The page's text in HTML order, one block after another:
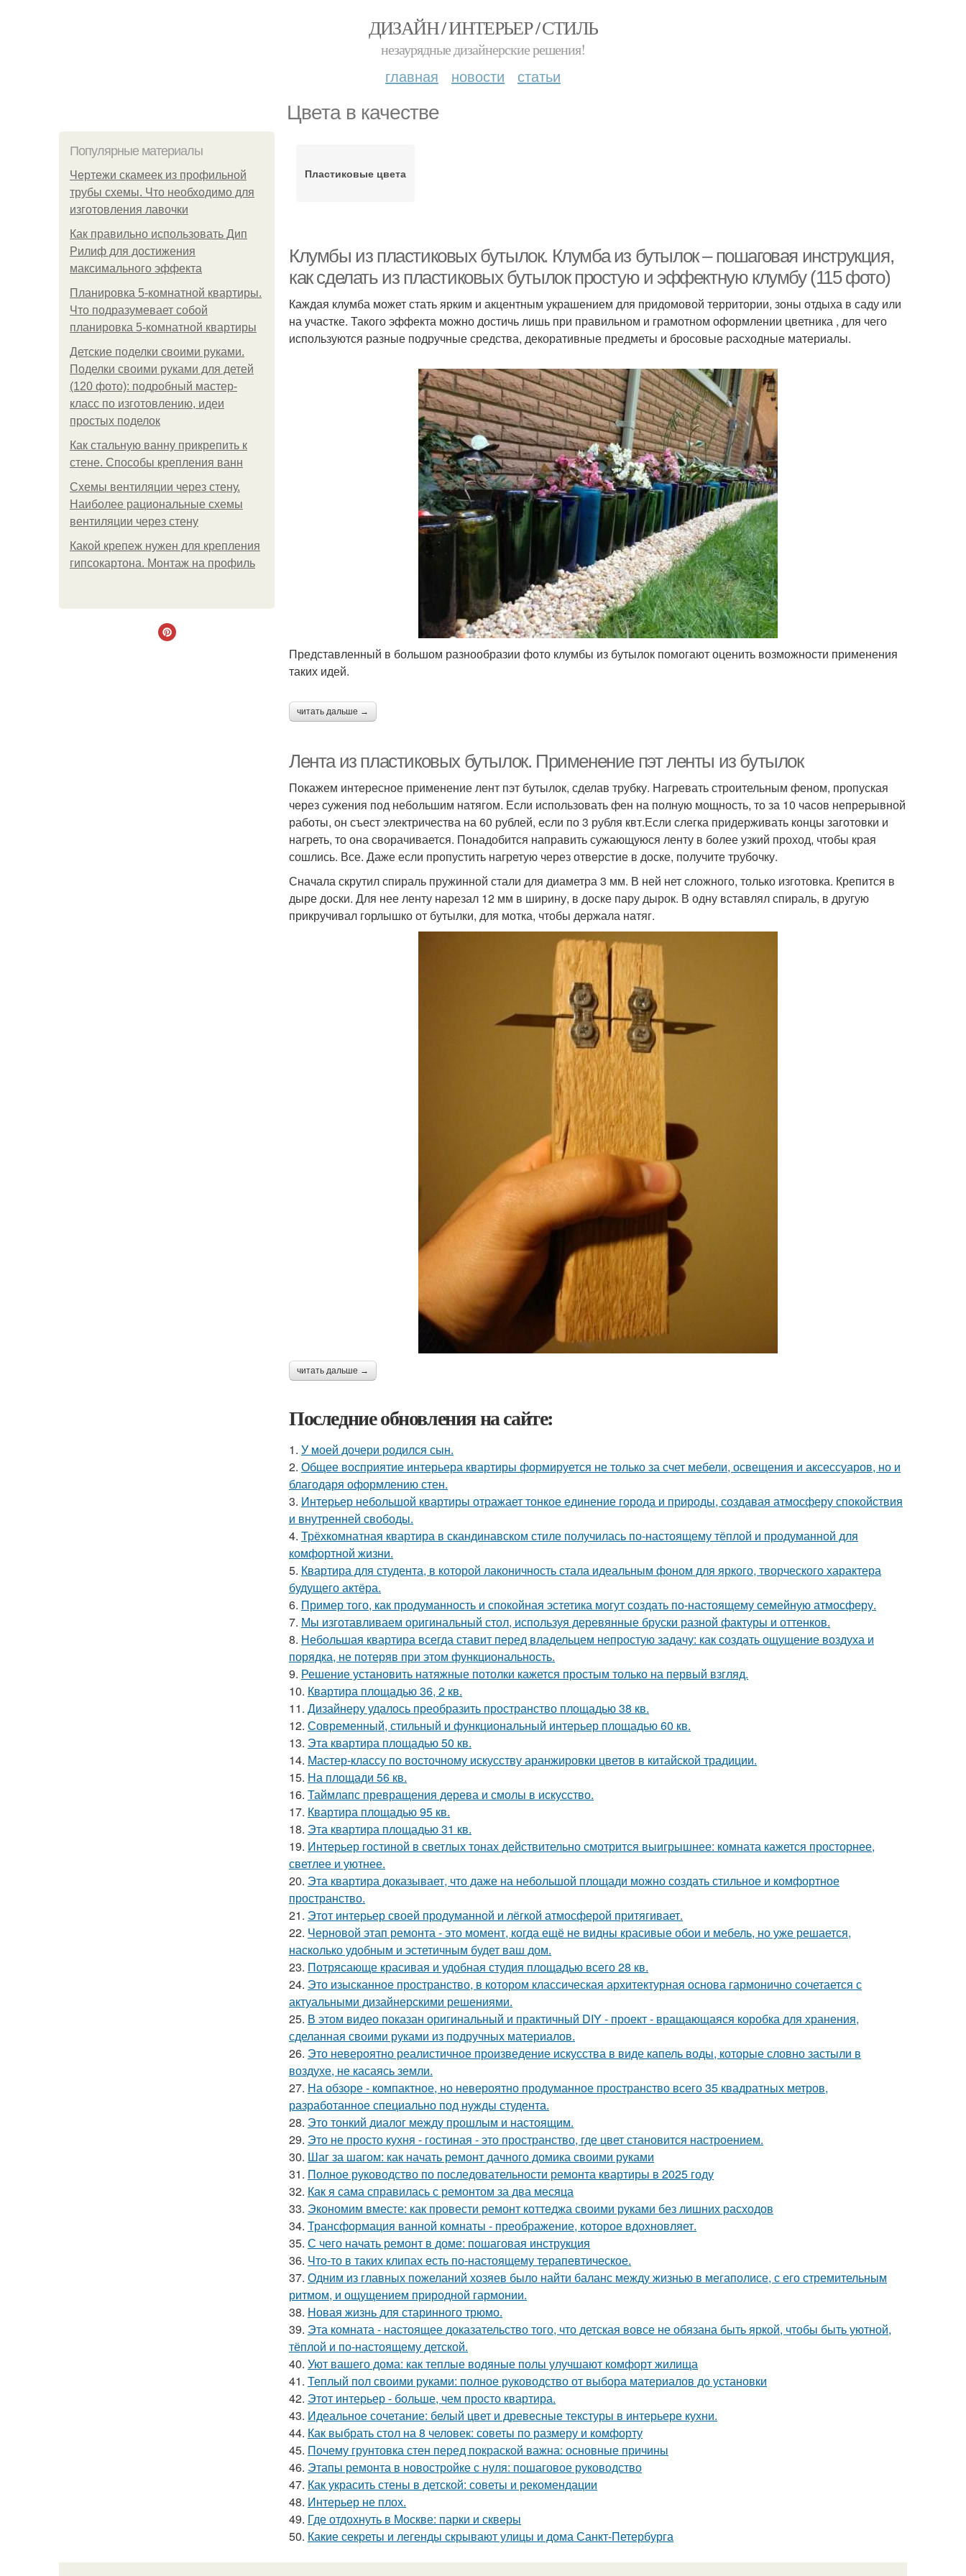
ДИЗАЙН / ИНТЕРЬЕР / СТИЛЬ
незаурядные дизайнерские решения!
главная новости статьи
Цвета в качестве
Популярные материалы
Чертежи скамеек из профильной
трубы схемы. Что необходимо для
изготовления лавочки
Как правильно использовать Дип
Рилиф для достижения
максимального эффекта
Планировка 5-комнатной квартиры.
Что подразумевает собой
планировка 5-комнатной квартиры
Детские поделки своими руками.
Поделки своими руками для детей
(120 фото): подробный мастер-
класс по изготовлению, идеи
простых поделок
Как стальную ванну прикрепить к
стене. Способы крепления ванн
Схемы вентиляции через стену.
Наиболее рациональные схемы
вентиляции через стену
Какой крепеж нужен для крепления
гипсокартона. Монтаж на профиль
Пластиковые цвета
Клумбы из пластиковых бутылок. Клумба из бутылок – пошаговая инструкция,
как сделать из пластиковых бутылок простую и эффектную клумбу (115 фото)
Каждая клумба может стать ярким и акцентным украшением для придомовой территории, зоны отдыха в саду или
на участке. Такого эффекта можно достичь лишь при правильном и грамотном оформлении цветника , для чего
используются разные подручные средства, декоративные предметы и бросовые расходные материалы.
Представленный в большом разнообразии фото клумбы из бутылок помогают оценить возможности применения
таких идей.
читать дальше →
Лента из пластиковых бутылок. Применение пэт ленты из бутылок
Покажем интересное применение лент пэт бутылок, сделав трубку. Нагревать строительным феном, пропуская
через сужения под небольшим натягом. Если использовать фен на полную мощность, то за 10 часов непрерывной
работы, он съест электричества на 60 рублей, если по 3 рубля квт.Если слегка придерживать концы заготовки и
нагреть, то она сворачивается. Понадобится направить сужающуюся ленту в более узкий проход, чтобы края
сошлись. Все. Даже если пропустить нагретую через отверстие в доске, получите трубочку.
Сначала скрутил спираль пружинной стали для диаметра 3 мм. В ней нет сложного, только изготовка. Крепится в
дыре доски. Для нее ленту нарезал 12 мм в ширину, в доске пару дырок. В одну вставлял спираль, в другую
прикручивал горлышко от бутылки, для мотка, чтобы держала натяг.
читать дальше →
Последние обновления на сайте:
1. У моей дочери родился сын.
2. Общее восприятие интерьера квартиры формируется не только за счет мебели, освещения и аксессуаров, но и
благодаря оформлению стен.
3. Интерьер небольшой квартиры отражает тонкое единение города и природы, создавая атмосферу спокойствия
и внутренней свободы.
4. Трёхкомнатная квартира в скандинавском стиле получилась по-настоящему тёплой и продуманной для
комфортной жизни.
5. Квартира для студента, в которой лаконичность стала идеальным фоном для яркого, творческого характера
будущего актёра.
6. Пример того, как продуманность и спокойная эстетика могут создать по-настоящему семейную атмосферу.
7. Мы изготавливаем оригинальный стол, используя деревянные бруски разной фактуры и оттенков.
8. Небольшая квартира всегда ставит перед владельцем непростую задачу: как создать ощущение воздуха и
порядка, не потеряв при этом функциональность.
9. Решение установить натяжные потолки кажется простым только на первый взгляд.
10. Квартира площадью 36, 2 кв.
11. Дизайнеру удалось преобразить пространство площадью 38 кв.
12. Современный, стильный и функциональный интерьер площадью 60 кв.
13. Эта квартира площадью 50 кв.
14. Мастер-классу по восточному искусству аранжировки цветов в китайской традиции.
15. На площади 56 кв.
16. Таймлапс превращения дерева и смолы в искусство.
17. Квартира площадью 95 кв.
18. Эта квартира площадью 31 кв.
19. Интерьер гостиной в светлых тонах действительно смотрится выигрышнее: комната кажется просторнее,
светлее и уютнее.
20. Эта квартира доказывает, что даже на небольшой площади можно создать стильное и комфортное
пространство.
21. Этот интерьер своей продуманной и лёгкой атмосферой притягивает.
22. Черновой этап ремонта - это момент, когда ещё не видны красивые обои и мебель, но уже решается,
насколько удобным и эстетичным будет ваш дом.
23. Потрясающе красивая и удобная студия площадью всего 28 кв.
24. Это изысканное пространство, в котором классическая архитектурная основа гармонично сочетается с
актуальными дизайнерскими решениями.
25. В этом видео показан оригинальный и практичный DIY - проект - вращающаяся коробка для хранения,
сделанная своими руками из подручных материалов.
26. Это невероятно реалистичное произведение искусства в виде капель воды, которые словно застыли в
воздухе, не касаясь земли.
27. На обзоре - компактное, но невероятно продуманное пространство всего 35 квадратных метров,
разработанное специально под нужды студента.
28. Это тонкий диалог между прошлым и настоящим.
29. Это не просто кухня - гостиная - это пространство, где цвет становится настроением.
30. Шаг за шагом: как начать ремонт дачного домика своими руками
31. Полное руководство по последовательности ремонта квартиры в 2025 году
32. Как я сама справилась с ремонтом за два месяца
33. Экономим вместе: как провести ремонт коттеджа своими руками без лишних расходов
34. Трансформация ванной комнаты - преображение, которое вдохновляет.
35. С чего начать ремонт в доме: пошаговая инструкция
36. Что-то в таких клипах есть по-настоящему терапевтическое.
37. Одним из главных пожеланий хозяев было найти баланс между жизнью в мегаполисе, с его стремительным
ритмом, и ощущением природной гармонии.
38. Новая жизнь для старинного трюмо.
39. Эта комната - настоящее доказательство того, что детская вовсе не обязана быть яркой, чтобы быть уютной,
тёплой и по-настоящему детской.
40. Уют вашего дома: как теплые водяные полы улучшают комфорт жилища
41. Теплый пол своими руками: полное руководство от выбора материалов до установки
42. Этот интерьер - больше, чем просто квартира.
43. Идеальное сочетание: белый цвет и древесные текстуры в интерьере кухни.
44. Как выбрать стол на 8 человек: советы по размеру и комфорту
45. Почему грунтовка стен перед покраской важна: основные причины
46. Этапы ремонта в новостройке с нуля: пошаговое руководство
47. Как украсить стены в детской: советы и рекомендации
48. Интерьер не плох.
49. Где отдохнуть в Москве: парки и скверы
50. Какие секреты и легенды скрывают улицы и дома Санкт-Петербурга